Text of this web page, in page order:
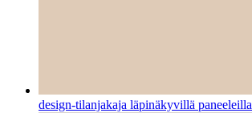
design-tilanjakaja läpinäkyvillä paneeleilla